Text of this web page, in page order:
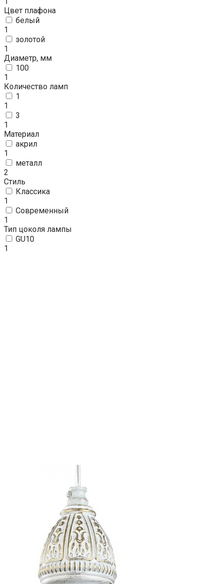
Цвет плафона
белый
1
золотой
1
Диаметр, мм
100
1
Количество ламп
1
1
3
1
Материал
акрил
1
металл
2
Стиль
Классика
1
Современный
1
Тип цоколя лампы
GU10
1